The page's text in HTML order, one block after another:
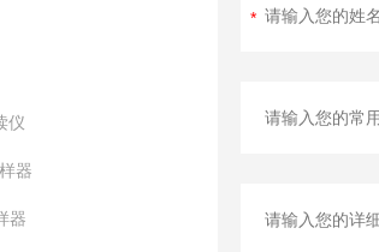
仪
器
器